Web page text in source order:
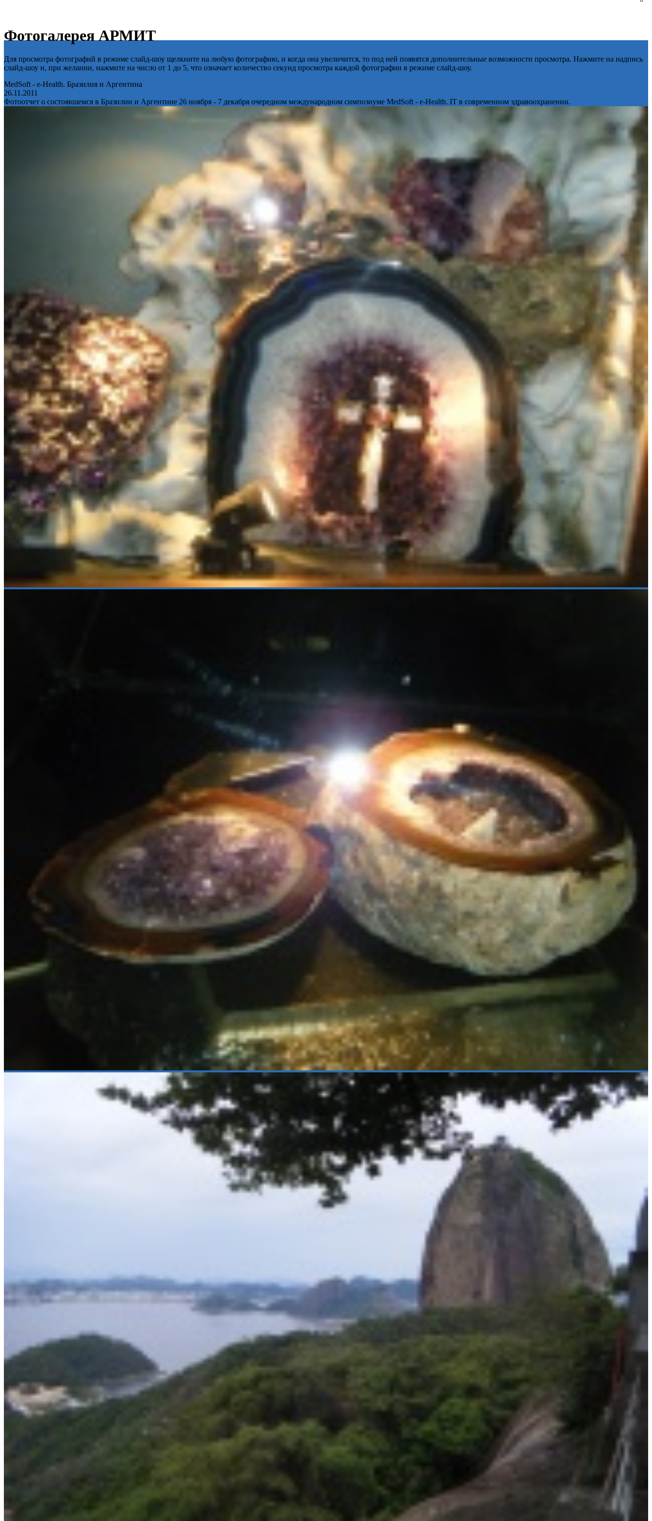
Фотогалерея АРМИТ
Для просмотра фотографий в режиме слайд-шоу щелкните на любую фотографию, и когда она увеличится, то под ней появятся дополнительные возможности просмотра. Нажмите на надпись
слайд-шоу и, при желании, нажмите на число от 1 до 5, что означает количество секунд просмотра каждой фотографии в режиме слайд-шоу.
MedSoft - e-Health. Бразилия и Аргентина
26.11.2011
Фотоотчет о состоявшемся в Бразилии и Аргентине 26 ноября - 7 декабря очередном международном симпозиуме MedSoft - e-Health. IT в современном здравоохранении.